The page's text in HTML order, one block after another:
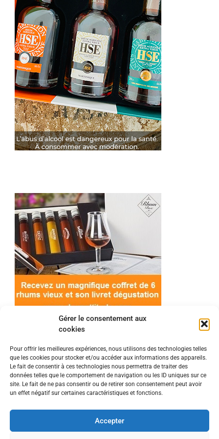
Gérer le consentement aux
cookies
Pour offrir les meilleures expériences, nous utilisons des technologies telles
que les cookies pour stocker et/ou accéder aux informations des appareils.
Le fait de consentir à ces technologies nous permettra de traiter des
données telles que le comportement de navigation ou les ID uniques sur ce
site. Le fait de ne pas consentir ou de retirer son consentement peut avoir
un effet négatif sur certaines caractéristiques et fonctions.
Accepter
© 2022 Meilleur-rhum.net - Tous droits réservés
Mentions légales-Politique de cookies